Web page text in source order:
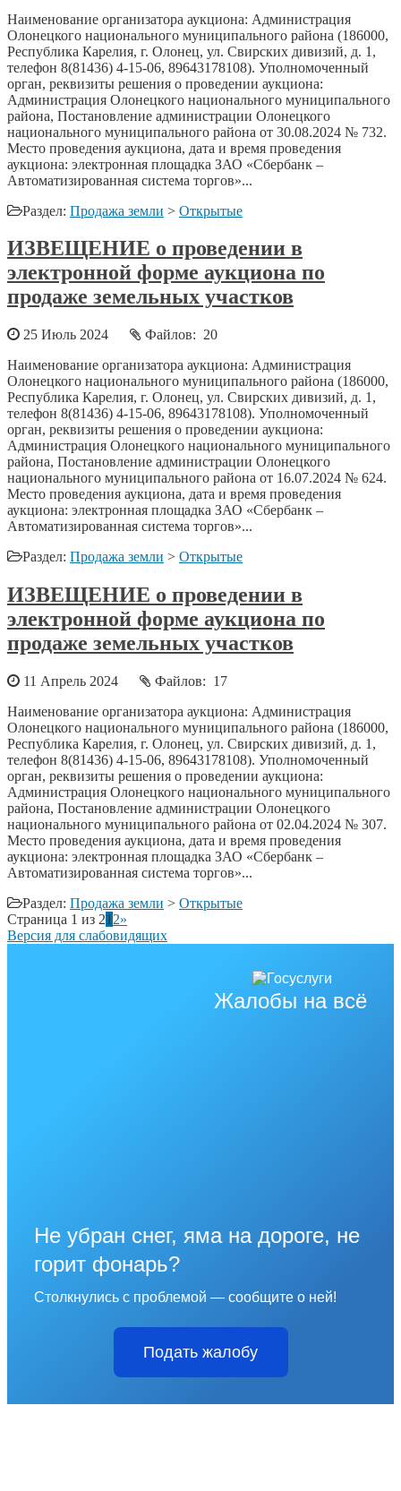
Наименование организатора аукциона: Администрация
Олонецкого национального муниципального района (186000,
Республика Карелия, г. Олонец, ул. Свирских дивизий, д. 1,
телефон 8(81436) 4-15-06, 89643178108). Уполномоченный
орган, реквизиты решения о проведении аукциона:
Администрация Олонецкого национального муниципального
района, Постановление администрации Олонецкого
национального муниципального района от 30.08.2024 № 732.
Место проведения аукциона, дата и время проведения
аукциона: электронная площадка ЗАО «Сбербанк –
Автоматизированная система торгов»...
Раздел: Продажа земли > Открытые
ИЗВЕЩЕНИЕ о проведении в
электронной форме аукциона по
продаже земельных участков
25 Июль 2024
Файлов: 20
Наименование организатора аукциона: Администрация
Олонецкого национального муниципального района (186000,
Республика Карелия, г. Олонец, ул. Свирских дивизий, д. 1,
телефон 8(81436) 4-15-06, 89643178108). Уполномоченный
орган, реквизиты решения о проведении аукциона:
Администрация Олонецкого национального муниципального
района, Постановление администрации Олонецкого
национального муниципального района от 16.07.2024 № 624.
Место проведения аукциона, дата и время проведения
аукциона: электронная площадка ЗАО «Сбербанк –
Автоматизированная система торгов»...
Раздел: Продажа земли > Открытые
ИЗВЕЩЕНИЕ о проведении в
электронной форме аукциона по
продаже земельных участков
11 Апрель 2024
Файлов: 17
Наименование организатора аукциона: Администрация
Олонецкого национального муниципального района (186000,
Республика Карелия, г. Олонец, ул. Свирских дивизий, д. 1,
телефон 8(81436) 4-15-06, 89643178108). Уполномоченный
орган, реквизиты решения о проведении аукциона:
Администрация Олонецкого национального муниципального
района, Постановление администрации Олонецкого
национального муниципального района от 02.04.2024 № 307.
Место проведения аукциона, дата и время проведения
аукциона: электронная площадка ЗАО «Сбербанк –
Автоматизированная система торгов»...
Раздел: Продажа земли > Открытые
Страница 1 из 21 2»
Версия для слабовидящих
Жалобы на всё
Не убран снег, яма на дороге, не
горит фонарь?
Столкнулись с проблемой — сообщите о ней!
Подать жалобу